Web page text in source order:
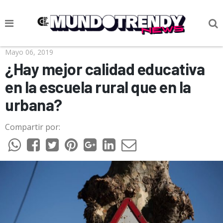
NOTICIAS
CULTURA POP
CIENCIA Y TECNOLOGÍA
VIDA
SOCIEDAD
CULTURIZANDO.COM
Mayo 06, 2019
¿Hay mejor calidad educativa
en la escuela rural que en la
urbana?
Compartir por: